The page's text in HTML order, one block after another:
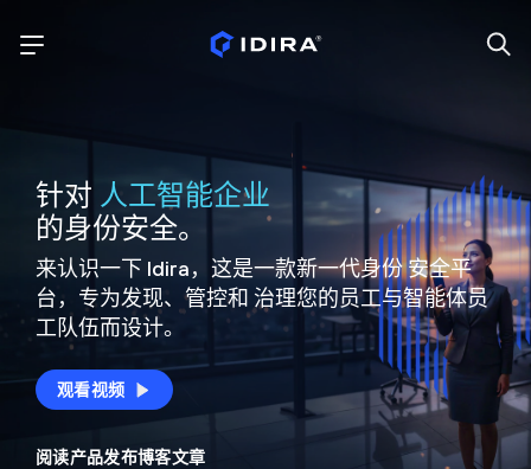
针对 人工智能企业
的身份安全。
来认识一下 Idira，这是一款新一代身份安全平
台，专为发现、管控和 治理您的员工与智能体员
工队伍而设计。
观看视频
阅读产品发布博客文章